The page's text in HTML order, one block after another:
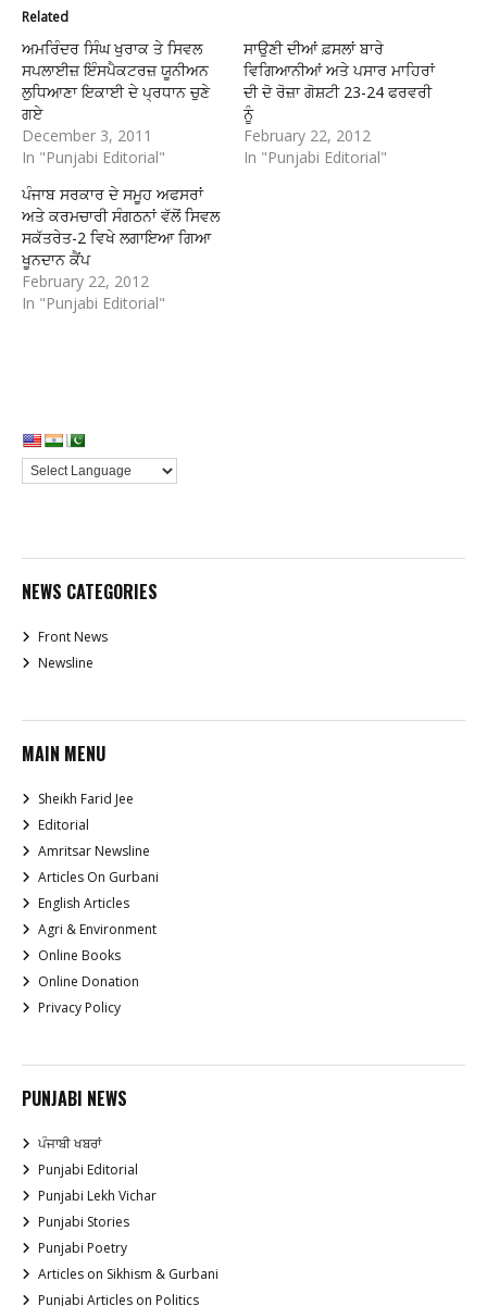
Related
ਅਮਰਿੰਦਰ ਸਿੰਘ ਖੁਰਾਕ ਤੇ ਸਿਵਲ
ਸਪਲਾਈਜ਼ ਇੰਸਪੈਕਟਰਜ਼ ਯੂਨੀਅਨ
ਲੁਧਿਆਣਾ ਇਕਾਈ ਦੇ ਪ੍ਰਧਾਨ ਚੁਣੇ
ਗਏ
December 3, 2011
In "Punjabi Editorial"
ਸਾਉਣੀ ਦੀਆਂ ਫ਼ਸਲਾਂ ਬਾਰੇ
ਵਿਗਿਆਨੀਆਂ ਅਤੇ ਪਸਾਰ ਮਾਹਿਰਾਂ
ਦੀ ਦੋ ਰੋਜ਼ਾ ਗੋਸ਼ਟੀ 23-24 ਫਰਵਰੀ
ਨੂੰ
February 22, 2012
In "Punjabi Editorial"
ਪੰਜਾਬ ਸਰਕਾਰ ਦੇ ਸਮੂਹ ਅਫਸਰਾਂ
ਅਤੇ ਕਰਮਚਾਰੀ ਸੰਗਠਨਾਂ ਵੱਲੋਂ ਸਿਵਲ
ਸਕੱਤਰੇਤ-2 ਵਿਖੇ ਲਗਾਇਆ ਗਿਆ
ਖੂਨਦਾਨ ਕੈਂਪ
February 22, 2012
In "Punjabi Editorial"
NEWS CATEGORIES
Front News
Newsline
MAIN MENU
Sheikh Farid Jee
Editorial
Amritsar Newsline
Articles On Gurbani
English Articles
Agri & Environment
Online Books
Online Donation
Privacy Policy
PUNJABI NEWS
ਪੰਜਾਬੀ ਖਬਰਾਂ
Punjabi Editorial
Punjabi Lekh Vichar
Punjabi Stories
Punjabi Poetry
Articles on Sikhism & Gurbani
Punjabi Articles on Politics